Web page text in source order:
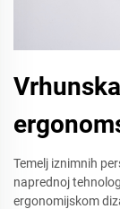
Temelj iznimnih
naprednoj
ergonomijskom